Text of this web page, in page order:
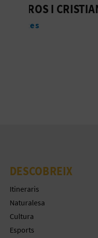
FIESTA DE
ÚLTIMO
ASPE
DESCOBREIX
Itineraris
Naturalesa
Cultura
Esports